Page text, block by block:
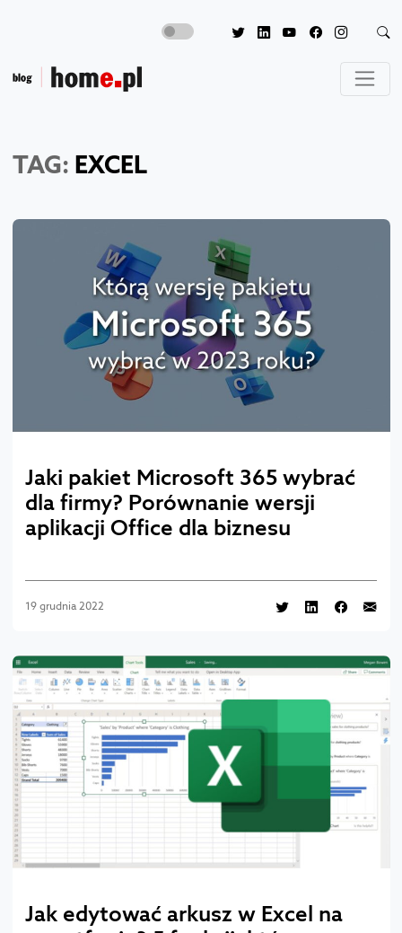
TAG: EXCEL
Jaki pakiet Microsoft 365 wybrać
dla firmy? Porównanie wersji
aplikacji Office dla biznesu
19 grudnia 2022
Jak edytować arkusz w Excel na